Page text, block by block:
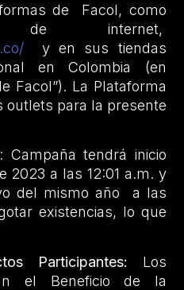
de Facol, como
internet,
y en sus tiendas
en Colombia (en
Facol”). La Plataforma
outlets para la presente
: Campaña tendrá inicio
2023 a las 12:01 a.m. y
del mismo año a las
existencias, lo que
Participantes: Los
el Beneficio de la